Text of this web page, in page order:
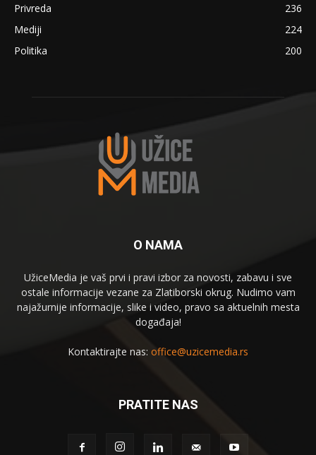
Privreda
236
Mediji
224
Politika
200
O NAMA
UžiceMedia je vaš prvi i pravi izbor za novosti, zabavu i sve
ostale informacije vezane za Zlatiborski okrug. Nudimo vam
najažurnije informacije, slike i video, pravo sa aktuelnih mesta
događaja!
Kontaktirajte nas: office@uzicemedia.rs
PRATITE NAS